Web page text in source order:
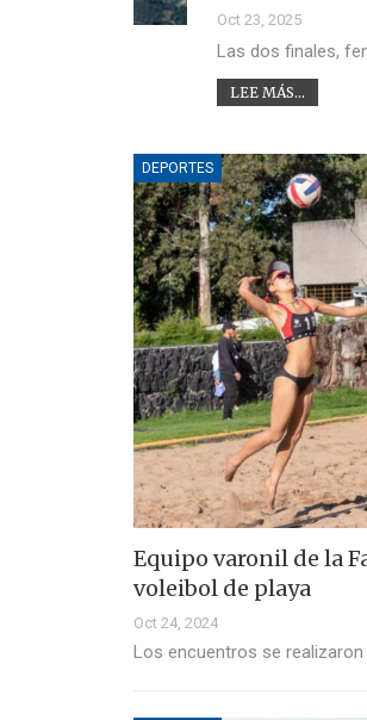
Oct 23, 2025
Las dos finales,
LEE MÁS...
DEPORTES
Equipo varonil de la
voleibol de playa
Oct 24, 2024
Los encuentros se